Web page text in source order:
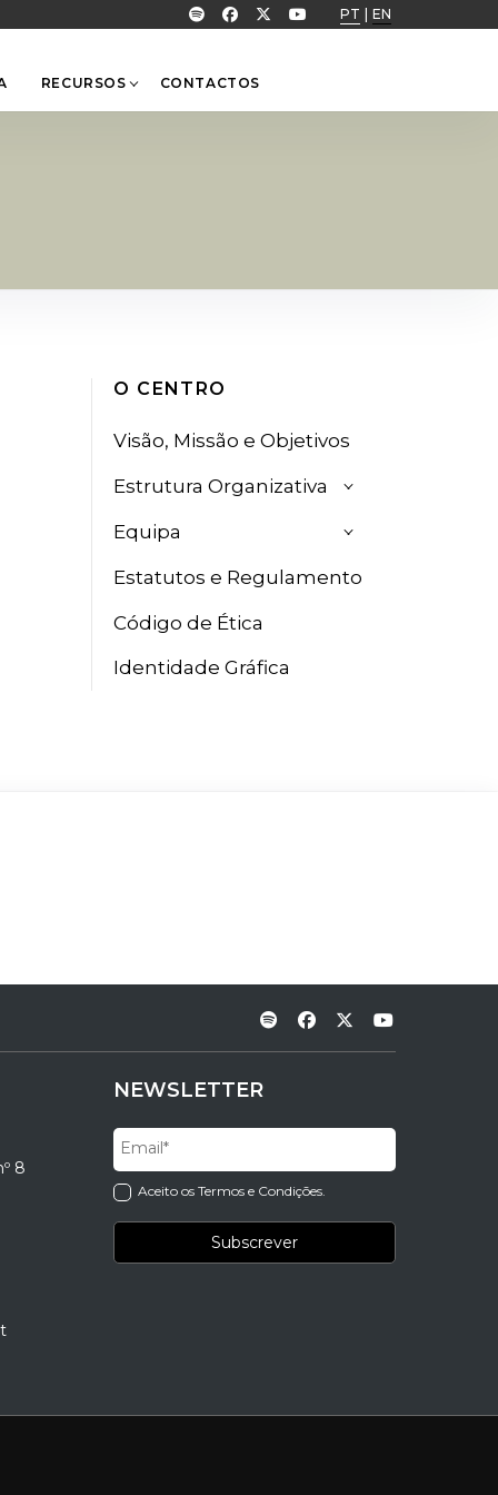
PT EN
RECURSOS CONTACTOS
O CENTRO
Visão, Missão e Objetivos
Estrutura Organizativa
Equipa
Estatutos e Regulamento
Código de Ética
Identidade Gráfica
8
NEWSLETTER
Aceito os Termos e Condições.